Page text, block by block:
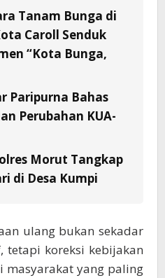
Tanam Bunga di
Caroll Senduk
“Kota Bunga,
Paripurna Bahas
Perubahan KUA-
Morut Tangkap
di Desa Kumpi
ulang bukan sekadar
koreksi kebijakan
masyarakat yang paling